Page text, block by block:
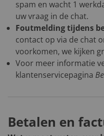
spam en wacht 1
uw vraag in de chat.
Foutmelding tijdens
contact op via de chat
voorkomen, we kijken
Voor meer informatie
klantenservicepagina
Betalen en